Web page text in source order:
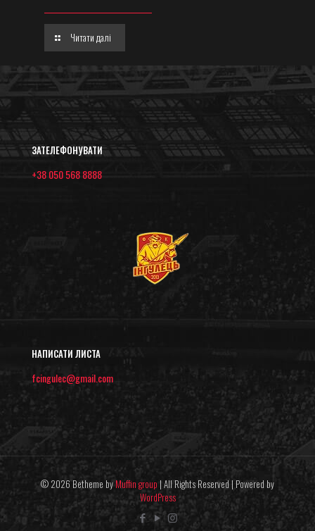
Читати далі
ЗАТЕЛЕФОНУВАТИ
+38 050 568 8888
НАПИСАТИ ЛИСТА
fcingulec@gmail.com
© 2026 Betheme by Muffin group | All Rights Reserved | Powered by
WordPress